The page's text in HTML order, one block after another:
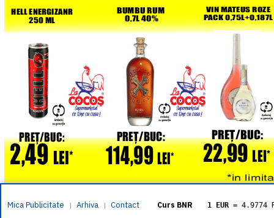
Mica Publicitate | Arhiva | Contact Curs BNR 1 EUR = 4.9774